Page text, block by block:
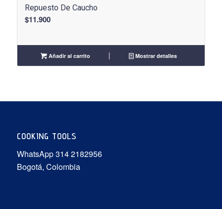
Repuesto De Caucho
$11.900
Añadir al carrito Mostrar detalles
COOKING TOOLS
WhatsApp 314 2182956
Bogotá, Colombia